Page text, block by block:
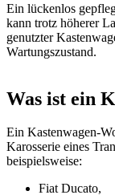
Ein lückenlos
kann trotz höherer
genutzter
Wartungszustand.
Was ist ein
Ein Kastenwagen-
Karosserie eines
beispielsweise:
Fiat Ducato,